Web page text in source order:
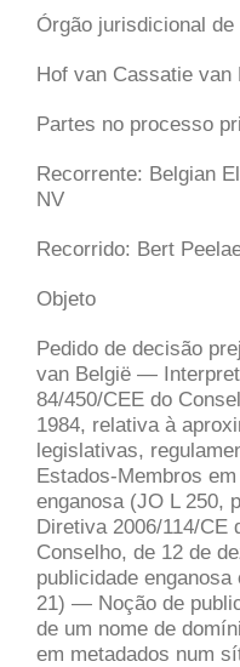
Órgão jurisdicional de
Hof van Cassatie van
Partes no processo
Recorrente: Belgian
NV
Recorrido: Bert
Objeto
Pedido de decisão
van België —
84/450/CEE do
1984, relativa à
legislativas,
Estados-Membros
enganosa (JO L 250,
Diretiva 2006/114/CE
Conselho, de 12 de
publicidade
21) — Noção de
de um nome de
em metadados num